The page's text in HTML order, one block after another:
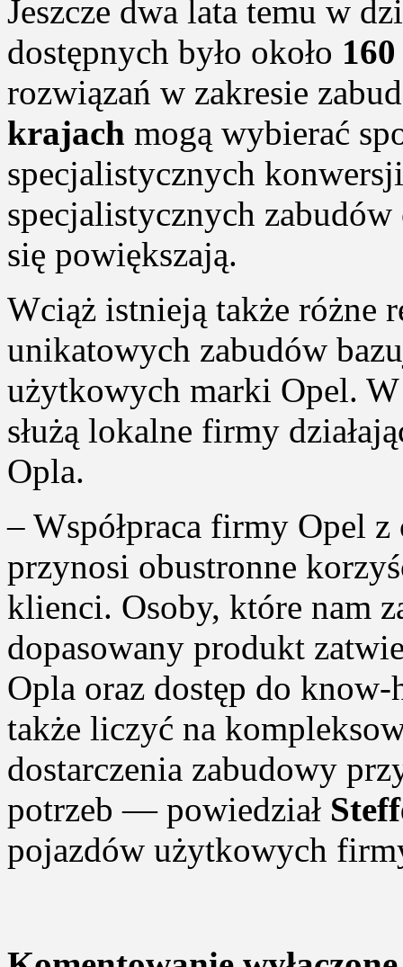
Jeszcze dwa lata temu w
dostępnych było około 160
rozwiązań w zakresie
krajach mogą wybierać
specjalistycznych
specjalistycznych
się powiększają.
Wciąż istnieją także różne
unikatowych zabudów
użytkowych marki Opel.
służą lokalne firmy
Opla.
– Współpraca firmy Opel
przynosi obustronne
klienci. Osoby, które nam
dopasowany produkt
Opla oraz dostęp do
także liczyć na
dostarczenia zabudowy
potrzeb — powiedział
pojazdów użytkowych